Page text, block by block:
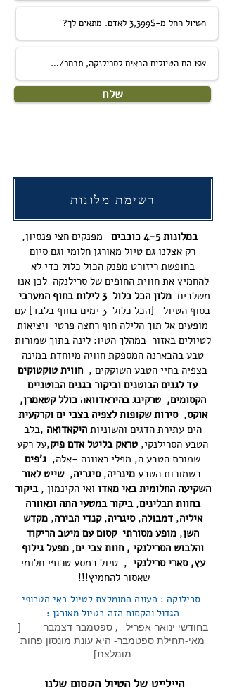
שלח
רשימת מלונות
במלונות 4-5 כוכבים
מפנקים חצי פנסיון,
רק אצלנו גם טיול מאורגן חלומי וגם סיום
בחופשת ריזורט מפנק הכול כלול כדי לא
להחמיץ את חווית החופים של סרילנקה לכן אנו
משלבים מלון הכל כלול 3 לילות בחוף המערבי
בסוף הטיול- [הכל כלול 3 ימים בחוף בלבד] עם
מופעים אל תוך הלילה חוף רחצה פרטי ויציאות
לטיולים באזור במהלך הטיו: לינה בתוך שמורות
טבע בהבארנה המספקת חוויה מיוחדת במינה
בצפיה בחיי הטבע השוקקים , חווית טוקטוקים
עד לגנים הבוטנים וביקור בגנים הבוטניים
הקסומים, טרקינג בהיראדוואהכולל קטאמרן,
אוקס,סירות שקופות לצפיה בצבי ים וקרקעית
הים עתירת הדגים והשוניותהיקאדואה ,בלב
הטבע הסרילנקי, טראק בליטל אדם פיק,על רקע
שמורת הטבע ה, מפלי ראוונה -אלה,ג'פים
בשמורות הטבעמינריה,סיגריה,שייט לאור
השקיעה החלומית באי מאדו ואי הקינמון , ביקור
בחוות תבלינים,ביקור במטעי התה ונאוורה
איליה,דמבולה,סיגריה,קנדי הבירה, מקדש
השן, מופע מסורתי קסום עם מיטב הריקוד
והלבוש הסרילנקי , חוות צבי ים,מפעל גילוף
עץ, סארי סרילנקי , טיול במסע טרופי חלומי
שאסור להחמיץ!!!
סרילנקה : העונה המומלצת לטיול באי הטרופי
הגדול והקסום הזה בטיול מאורגן :
​בחודשי ינואר-אפריל , ספטמבר-דצמבר [
מאי-תחילת ספטמבר- היא עונת מונסון פחות
מומלצת]